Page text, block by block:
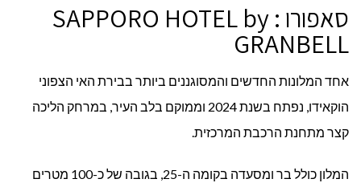
סאפורו : SAPPORO HOTEL by
GRANBELL
אחד המלונות החדשים והמסוגננים ביותר בבירת האי הצפוני
הוקאידו, נפתח בשנת 2024 וממוקם בלב העיר, במרחק הליכה
קצר מתחנת הרכבת המרכזית.
המלון כולל בר ומסעדה בקומה ה-25, בגובה של כ-100 מטרים